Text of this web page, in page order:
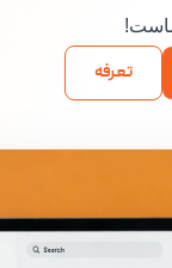
تعرفه